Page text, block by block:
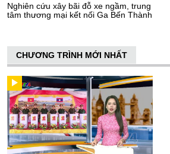
Nghiên cứu xây bãi đỗ xe ngầm, trung
tâm thương mại kết nối Ga Bến Thành
CHƯƠNG TRÌNH MỚI NHẤT